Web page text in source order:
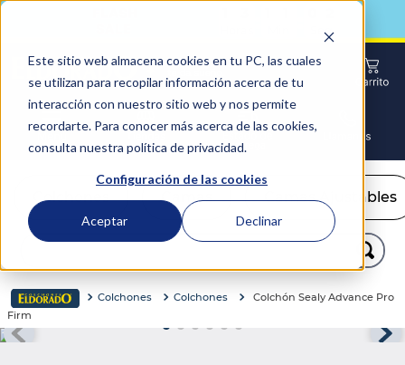
Este sitio web almacena cookies en tu PC, las cuales
se utilizan para recopilar información acerca de tu
interacción con nuestro sitio web y nos permite
recordarte. Para conocer más acerca de las cookies,
consulta nuestra política de privacidad.
Configuración de las cookies
Aceptar Declinar
Seg
Colchones Camas Camas Ajustables
Buscar...
Colchones Colchones
Colchón Sealy Advance Pro
Firm
TÉRMINOS MÁS BUSCADOS
2 almohadas